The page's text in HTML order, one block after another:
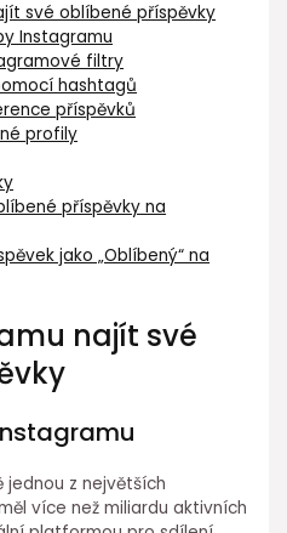
své oblíbené příspěvky
Instagramu
filtry
hashtagů
příspěvků
profily
příspěvky na
jako „Oblíbený“ na
najít své
z největších
více než miliardu aktivních